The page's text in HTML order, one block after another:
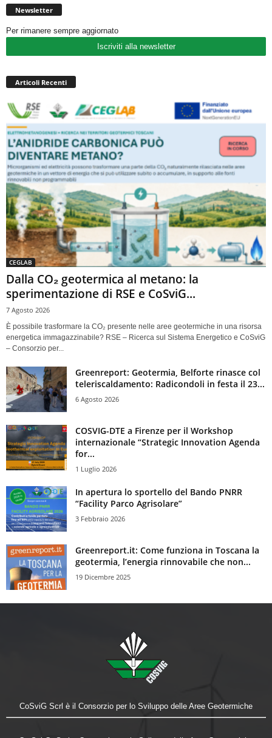
Newsletter
Per rimanere sempre aggiornato
Iscriviti alla newsletter
Articoli Recenti
CEGLAB
Dalla CO₂ geotermica al metano: la
sperimentazione di RSE e CoSviG...
7 Agosto 2026
È possibile trasformare la CO₂ presente nelle aree geotermiche in una risorsa
energetica immagazzinabile? RSE – Ricerca sul Sistema Energetico e CoSviG
– Consorzio per...
Greenreport: Geotermia, Belforte rinasce col
teleriscaldamento: Radicondoli in festa il 23...
6 Agosto 2026
COSVIG-DTE a Firenze per il Workshop
internazionale “Strategic Innovation Agenda
for...
1 Luglio 2026
In apertura lo sportello del Bando PNRR
“Facility Parco Agrisolare”
3 Febbraio 2026
Greenreport.it: Come funziona in Toscana la
geotermia, l’energia rinnovabile che non...
19 Dicembre 2025
CoSviG Scrl è il Consorzio per lo Sviluppo delle Aree Geotermiche